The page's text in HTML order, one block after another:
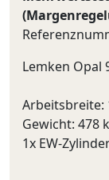
Lemken Opal
Arbeitsbreite:
Gewicht: 478
1x EW-